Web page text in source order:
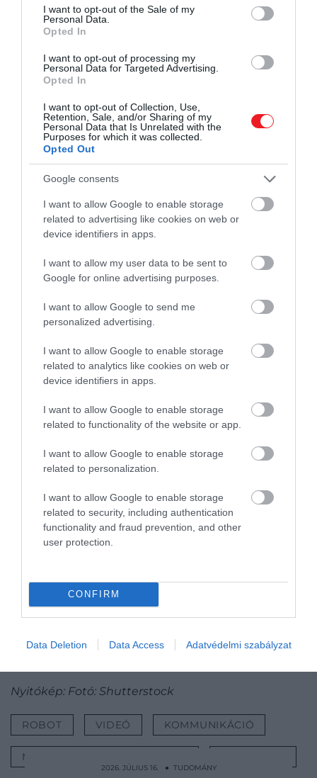
consent section.
I want to opt-out of the Sale of my
Personal Data.
Opted In
I want to opt-out of processing my
Personal Data for Targeted Advertising.
Opted In
I want to opt-out of Collection, Use,
Retention, Sale, and/or Sharing of my
Personal Data that Is Unrelated with the
Purposes for which it was collected.
Opted Out
Google consents
I want to allow Google to enable storage
related to advertising like cookies on web or
device identifiers in apps.
I want to allow my user data to be sent to
Google for online advertising purposes.
I want to allow Google to send me
personalized advertising.
I want to allow Google to enable storage
related to analytics like cookies on web or
device identifiers in apps.
I want to allow Google to enable storage
related to functionality of the website or app.
I want to allow Google to enable storage
related to personalization.
I want to allow Google to enable storage
related to security, including authentication
functionality and fraud prevention, and other
user protection.
CONFIRM
Data Deletion Data Access Adatvédelmi szabályzat
A cég főleg rendezvényekre adja bérbe eszközeit,
köztük Amecát is. A vállalat 5 perc személyre szabott
tartalmat is összeállít a robotoknak, hogy az adott
eseményen azt prezentálhassák a vendégek előtt.
Ezt is nézd meg! 5 apokaliptikus film, ahol a robotok
legyőzik az emberiséget
A robotokat meg is lehet vásárolni, bár az árat illetően
meglehetősen árnyaltan nyilatkoznak. A honlapjukon
Egy csésze kávénál több. Egy
szigetnél kevesebb.
Aki pedig fél a robotikában rejlő veszélyektől, az
Engineered Artsigyekszik megnyugtatni azzal, hogy
számukra egyáltalán nem az a cél, hogy gépeik
világuralomra törő katonákká váljanak:
A robotjaink teljesen
biztonságosak.
fogva engedelmesek és
gyengédek, így még ha
véletlenül megütne valakit, az
akkor sem fájna.
Nyitókép: Fotó: Shutterstock
ROBOT VIDEÓ KOMMUNIKÁCIÓ
MESTERSÉGES INTELLIGENCIA
2026. JÚLIUS 16. ● TUDOMÁNY